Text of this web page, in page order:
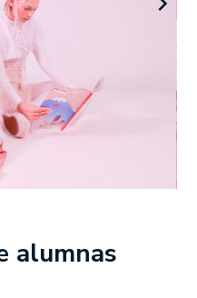
alumnas